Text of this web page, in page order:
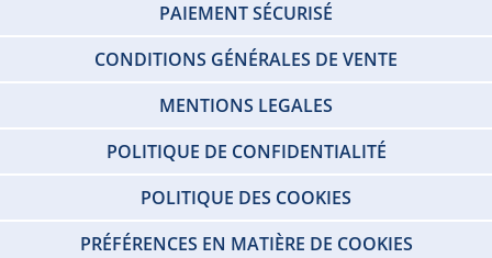
PAIEMENT SÉCURISÉ
CONDITIONS GÉNÉRALES DE VENTE
MENTIONS LEGALES
POLITIQUE DE CONFIDENTIALITÉ
POLITIQUE DES COOKIES
PRÉFÉRENCES EN MATIÈRE DE COOKIES